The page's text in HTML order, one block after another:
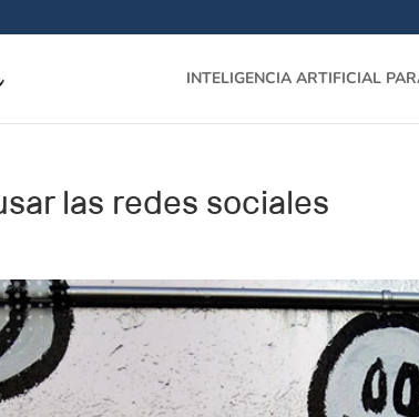
INTELIGENCIA ARTIFICIAL
las redes sociales